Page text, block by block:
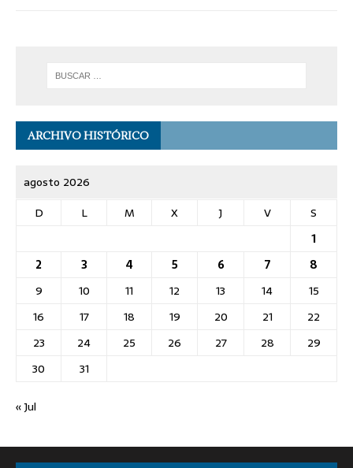
ARCHIVO HISTÓRICO
agosto 2026
D
L M X J V
S
1
2
3 4 5 6 7
8
9
10 11 12 13 14
15
16
17 18 19 20 21
22
23
24 25 26 27 28
29
30
31
« Jul